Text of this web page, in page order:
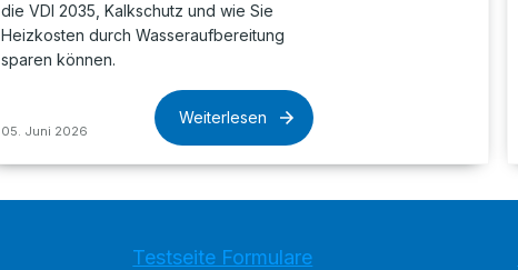
die VDI 2035, Kalkschutz und wie Sie
Heizkosten durch Wasseraufbereitung
sparen können.
05. Juni 2026
Weiterlesen
Testseite Formulare